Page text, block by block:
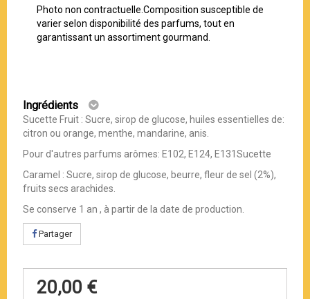
Photo non contractuelle.Composition susceptible de
varier selon disponibilité des parfums, tout en
garantissant un assortiment gourmand.
Ingrédients
Sucette Fruit : Sucre, sirop de glucose, huiles essentielles de:
citron ou orange, menthe, mandarine, anis.
Pour d'autres parfums arômes: E102, E124, E131Sucette
Caramel : Sucre, sirop de glucose, beurre, fleur de sel (2%),
fruits secs arachides.
Se conserve 1 an , à partir de la date de production.
Partager
20,00 €